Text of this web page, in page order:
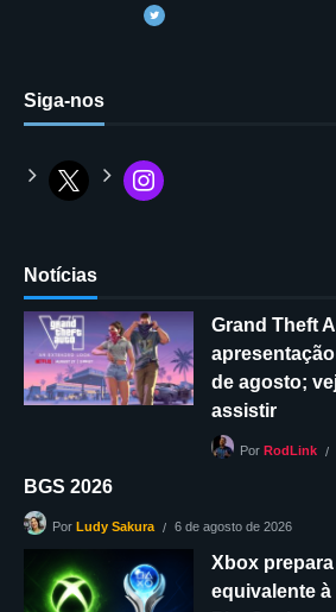
Siga-nos
Notícias
Grand Theft
de agosto;
assistir
Por RodLink
BGS 2026
Por Ludy Sakura 6 de agosto de 2026
Xbox
equivalente